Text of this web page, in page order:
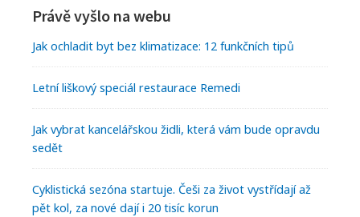
Právě vyšlo na webu
Jak ochladit byt bez klimatizace: 12 funkčních tipů
Letní liškový speciál restaurace Remedi
Jak vybrat kancelářskou židli, která vám bude opravdu
sedět
Cyklistická sezóna startuje. Češi za život vystřídají až
pět kol, za nové dají i 20 tisíc korun